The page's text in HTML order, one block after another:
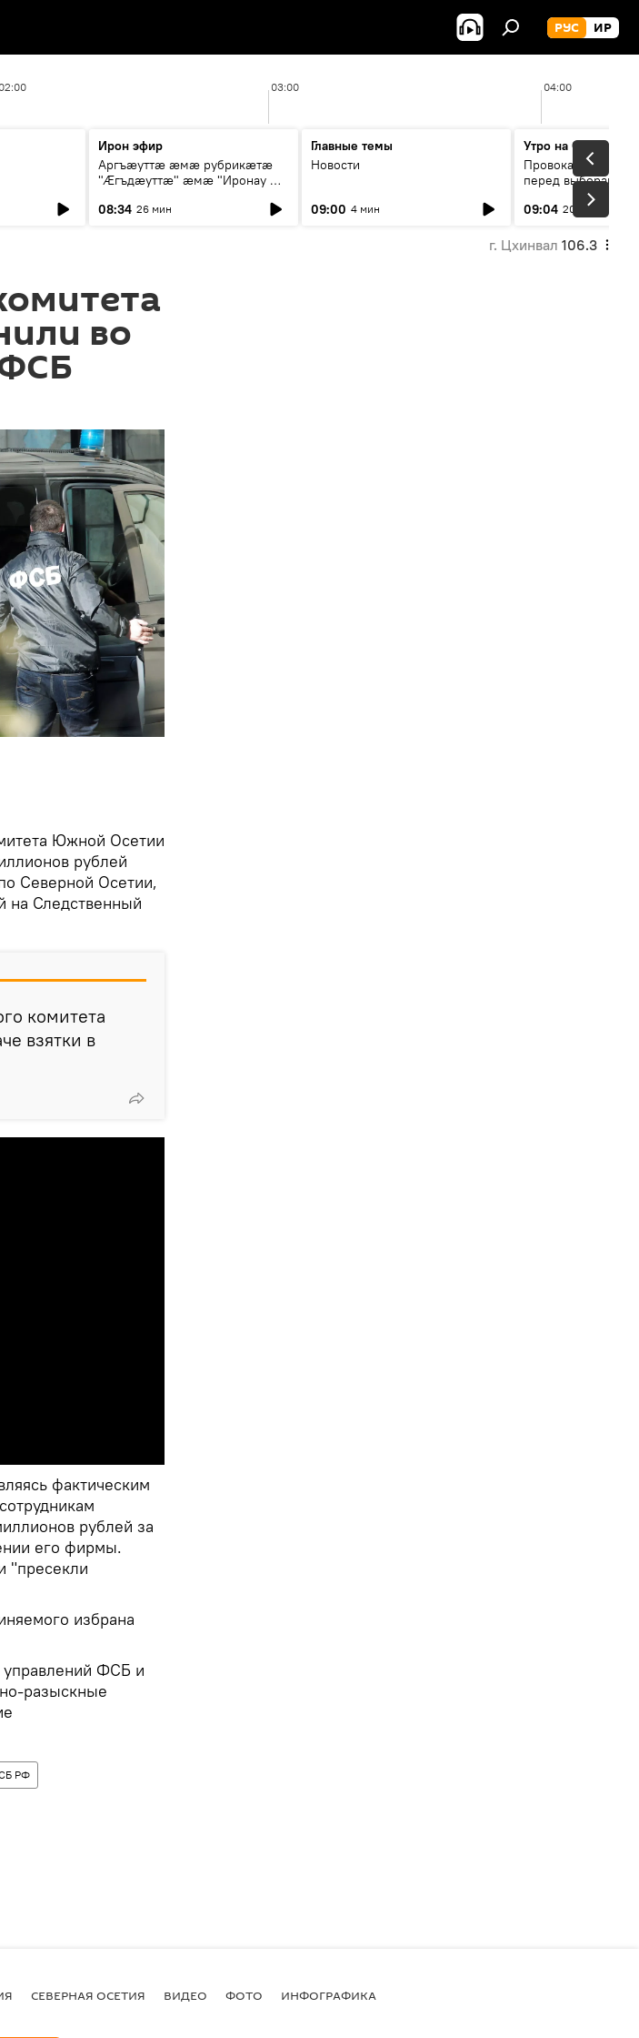
РУС ИР
02:00 03:00 04:00
Ирон эфир
Аргъæуттæ æмæ рубрикæтæ
"Æгъдæуттæ" æмæ "Иронау æй
08:34 26 мин
Главные темы
Новости
09:00 4 мин
Утро на Спутнике
Провокации со
перед выборами в
09:04 20 мин
г. Цхинвал 106.3
во
Южной Осетии
рублей
Северной Осетии,
на Следственный
комитета
взятки в
фактическим
рублей за
его фирмы.
"пресекли
избрана
управлений ФСБ и
разыскные
РФ
СЕВЕРНАЯ ОСЕТИЯ ВИДЕО ФОТО ИНФОГРАФИКА